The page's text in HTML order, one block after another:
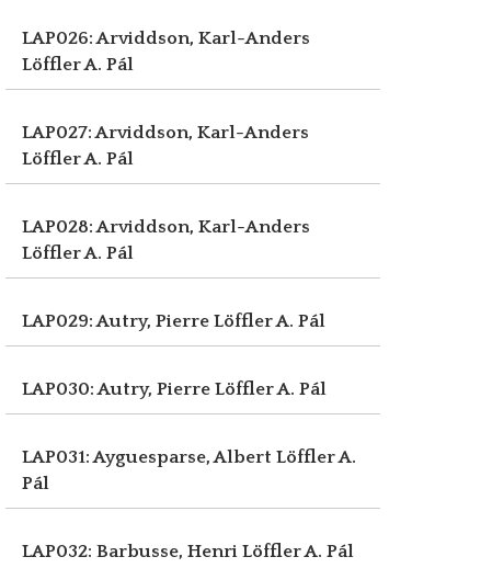
LAP026: Arviddson, Karl-Anders
Löffler A. Pál
LAP027: Arviddson, Karl-Anders
Löffler A. Pál
LAP028: Arviddson, Karl-Anders
Löffler A. Pál
LAP029: Autry, Pierre Löffler A. Pál
LAP030: Autry, Pierre Löffler A. Pál
LAP031: Ayguesparse, Albert Löffler A.
Pál
LAP032: Barbusse, Henri Löffler A. Pál